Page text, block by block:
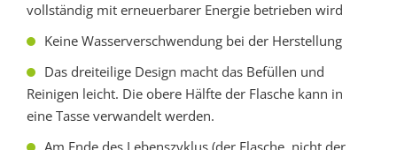
vollständig mit erneuerbarer Energie betrieben wird
Keine Wasserverschwendung bei der Herstellung
Das dreiteilige Design macht das Befüllen und
Reinigen leicht. Die obere Hälfte der Flasche kann in
eine Tasse verwandelt werden.
Am Ende des Lebenszyklus (der Flasche, nicht der